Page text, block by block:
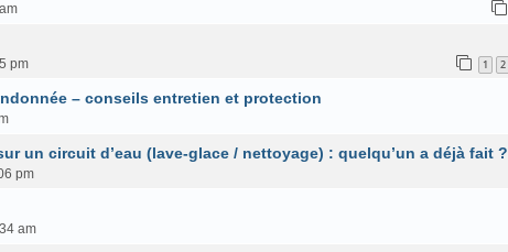
pm 1 2
– conseils entretien et protection
un circuit d’eau (lave-glace / nettoyage) : quelqu’un a déjà fait ?
pm
am